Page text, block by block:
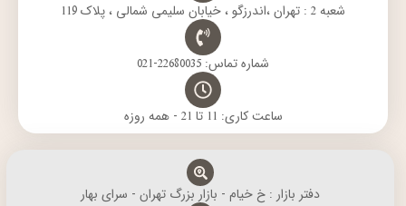
شعبه 2 : تهران ،اندرزگو ، خیابان سلیمی شمالی ، پلاک 119
شماره تماس: 22680035-021
ساعت کاری: 11 تا 21 - همه روزه
دفتر بازار : خ خیام - بازار بزرگ تهران - سرای بهار